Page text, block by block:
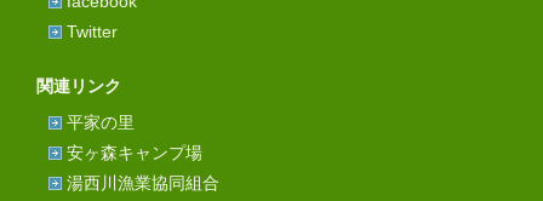
Twitter
関連リンク
平家の里
安ヶ森キャンプ場
湯西川漁業協同組合